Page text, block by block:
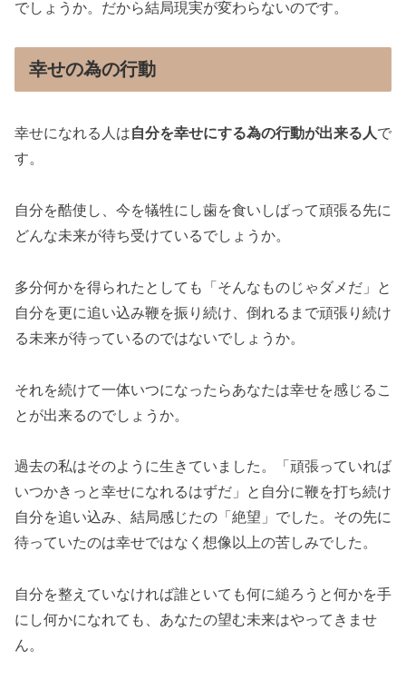
でしょうか。だから結局現実が変わらないのです。
幸せの為の行動
幸せになれる人は自分を幸せにする為の行動が出来る人で
す。
自分を酷使し、今を犠牲にし歯を食いしばって頑張る先に
どんな未来が待ち受けているでしょうか。
多分何かを得られたとしても「そんなものじゃダメだ」と
自分を更に追い込み鞭を振り続け、倒れるまで頑張り続け
る未来が待っているのではないでしょうか。
それを続けて一体いつになったらあなたは幸せを感じるこ
とが出来るのでしょうか。
過去の私はそのように生きていました。「頑張っていれば
いつかきっと幸せになれるはずだ」と自分に鞭を打ち続け
自分を追い込み、結局感じたの「絶望」でした。その先に
待っていたのは幸せではなく想像以上の苦しみでした。
自分を整えていなければ誰といても何に縋ろうと何かを手
にし何かになれても、あなたの望む未来はやってきませ
ん。